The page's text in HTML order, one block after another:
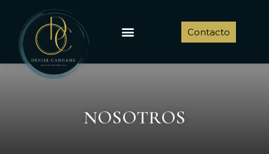
contenido
Menu Contacto
NOSOTROS